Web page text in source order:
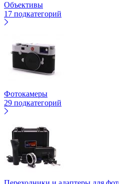
Объективы
17 подкатегорий
Фотокамеры
29 подкатегорий